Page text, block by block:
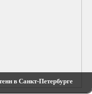
в Санкт-Петербурге